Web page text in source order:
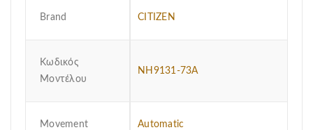
Brand CITIZEN
Κωδικός
Μοντέλου
NH9131-73A
Μovement Automatic